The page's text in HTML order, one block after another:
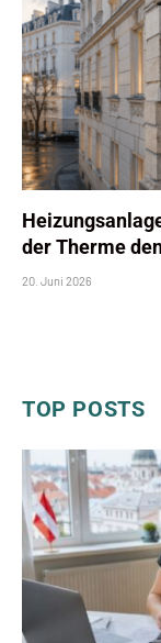
der Therme
20. Juni 2026
TOP POSTS